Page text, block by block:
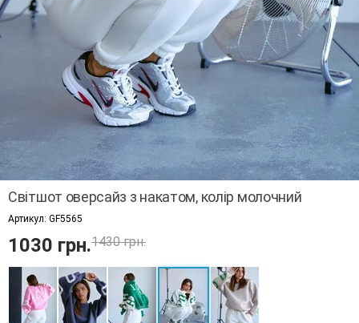
Світшот оверсайз з накатом, колір молочний
Артикул: GF5565
1030 грн.1430 грн.